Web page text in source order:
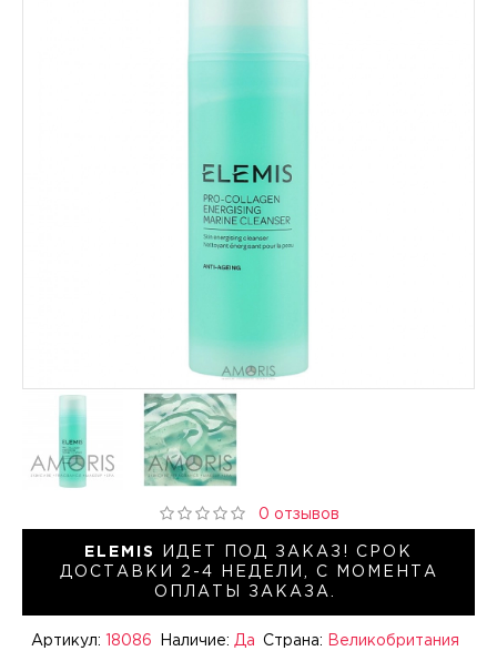
ELEMIS
ИДЕТ ПОД ЗАКАЗ! СРОК
ДОСТАВКИ 2-4 НЕДЕЛИ, С МОМЕНТА
ОПЛАТЫ ЗАКАЗА.
Артикул: 18086 Наличие: Да Страна:
Великобритания
0 отзывов